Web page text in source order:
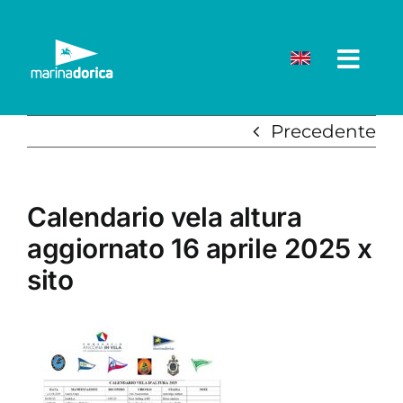
contenuto
Precedente
Calendario vela altura
aggiornato 16 aprile 2025 x
sito